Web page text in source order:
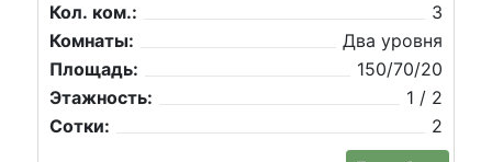
Кол. ком.:
3
Комнаты:
Два уровня
Площадь:
150/70/20
Этажность:
1 / 2
Сотки:
2